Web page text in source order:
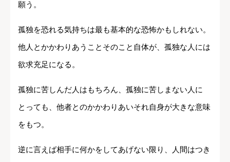
願う。
孤独を恐れる気持ちは最も基本的な恐怖かもしれない。
他人とかかわりあうことそのこと自体が、孤独な人には
欲求充足になる。
孤独に苦しんだ人はもちろん、孤独に苦しまない人に
とっても、他者とのかかわりあいそれ自身が大きな意味
をもつ。
逆に言えば相手に何かをしてあげない限り、人間はつき